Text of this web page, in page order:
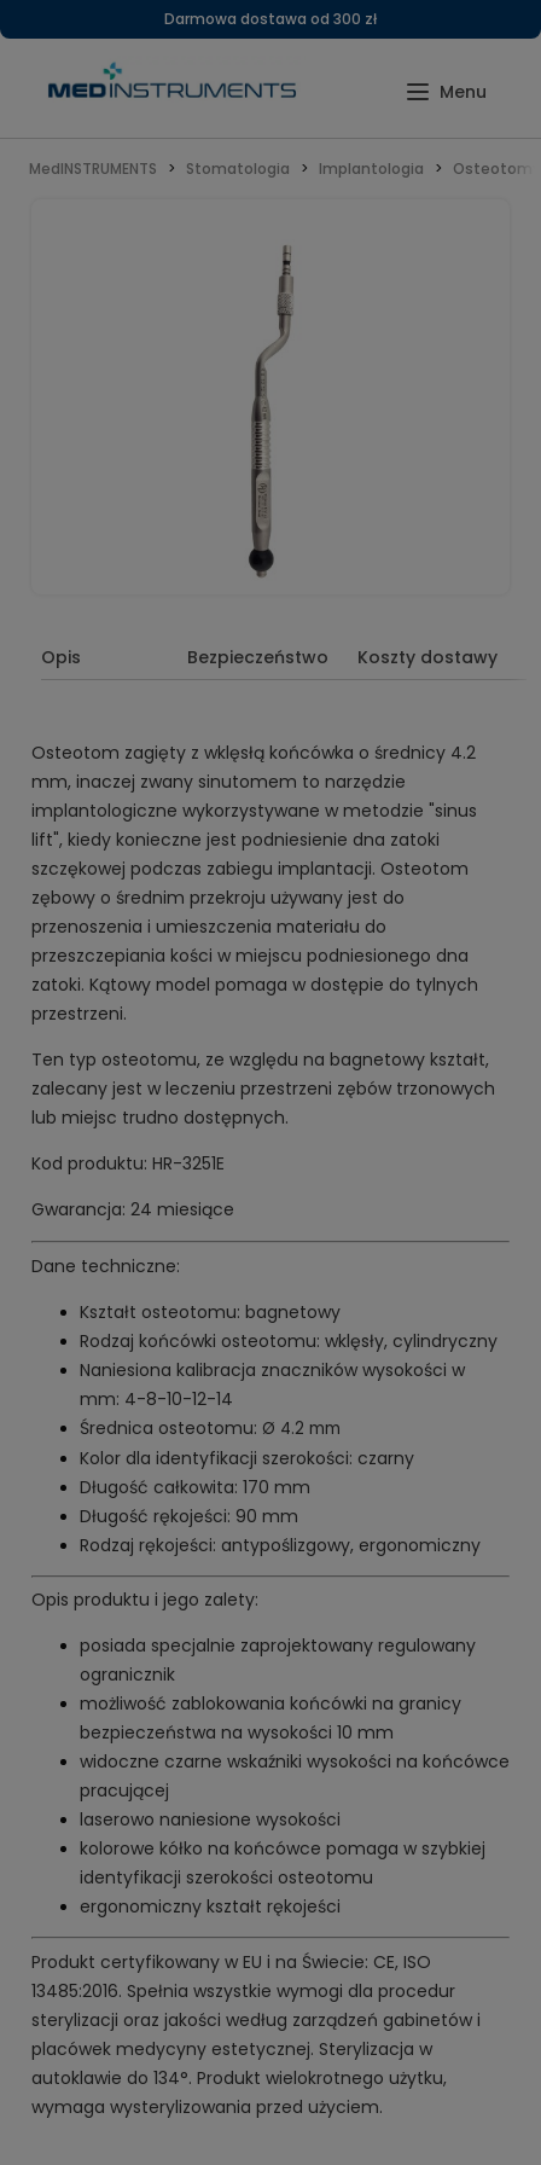
Darmowa dostawa od 300 zł
MedINSTRUMENTS Stomatologia Implantologia Osteotomy
Opis Bezpieczeństwo Koszty dostawy
Osteotom zagięty z wklęsłą końcówka o średnicy 4.2
mm, inaczej zwany sinutomem to narzędzie
implantologiczne wykorzystywane w metodzie "sinus
lift", kiedy konieczne jest podniesienie dna zatoki
szczękowej podczas zabiegu implantacji. Osteotom
zębowy o średnim przekroju używany jest do
przenoszenia i umieszczenia materiału do
przeszczepiania kości w miejscu podniesionego dna
zatoki. Kątowy model pomaga w dostępie do tylnych
przestrzeni.
Ten typ osteotomu, ze względu na bagnetowy kształt,
zalecany jest w leczeniu przestrzeni zębów trzonowych
lub miejsc trudno dostępnych.
Kod produktu: HR-3251E
Gwarancja: 24 miesiące
Dane techniczne:
Kształt osteotomu: bagnetowy
Rodzaj końcówki osteotomu: wklęsły, cylindryczny
Naniesiona kalibracja znaczników wysokości w
mm: 4-8-10-12-14
Średnica osteotomu: Ø 4.2 mm
Kolor dla identyfikacji szerokości: czarny
Długość całkowita: 170 mm
Długość rękojeści: 90 mm
Rodzaj rękojeści: antypoślizgowy, ergonomiczny
Opis produktu i jego zalety:
posiada specjalnie zaprojektowany regulowany
ogranicznik
możliwość zablokowania końcówki na granicy
bezpieczeństwa na wysokości 10 mm
widoczne czarne wskaźniki wysokości na końcówce
pracującej
laserowo naniesione wysokości
kolorowe kółko na końcówce pomaga w szybkiej
identyfikacji szerokości osteotomu
ergonomiczny kształt rękojeści
Produkt certyfikowany w EU i na Świecie: CE, ISO
13485:2016. Spełnia wszystkie wymogi dla procedur
sterylizacji oraz jakości według zarządzeń gabinetów i
placówek medycyny estetycznej. Sterylizacja w
autoklawie do 134°. Produkt wielokrotnego użytku,
wymaga wysterylizowania przed użyciem.